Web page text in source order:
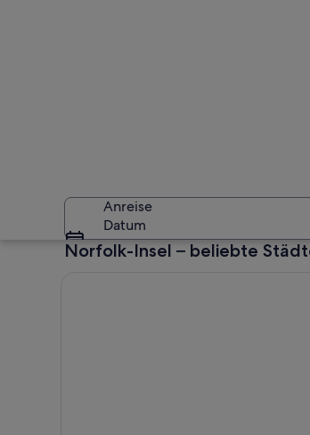
Anreise
Datum
Norfolk-Insel – beliebte